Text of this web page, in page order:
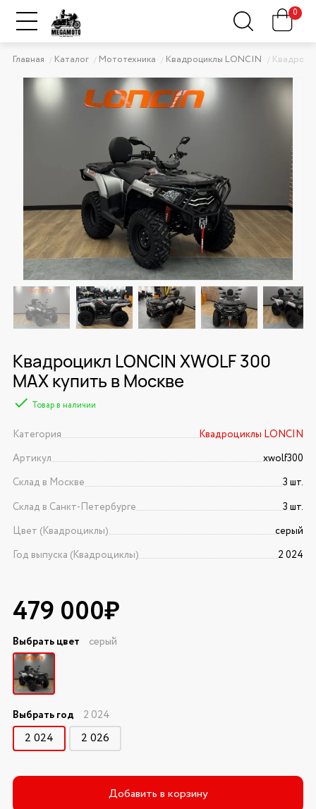
0
Главная Каталог Мототехника Квадроциклы LONCIN
Квадроцикл LONCIN XWOLF 300
MAX купить в Москве
Товар в наличии
Категория
Квадроциклы LONCIN
Артикул
xwolf300
Склад в Москве
3 шт.
Склад в Санкт-Петербурге
3 шт.
Цвет (Квадроциклы)
серый
Год выпуска (Квадроциклы)
2 024
479 000₽
Выбрать цвет серый
Выбрать год 2 024
2 024 2 026
Добавить в корзину